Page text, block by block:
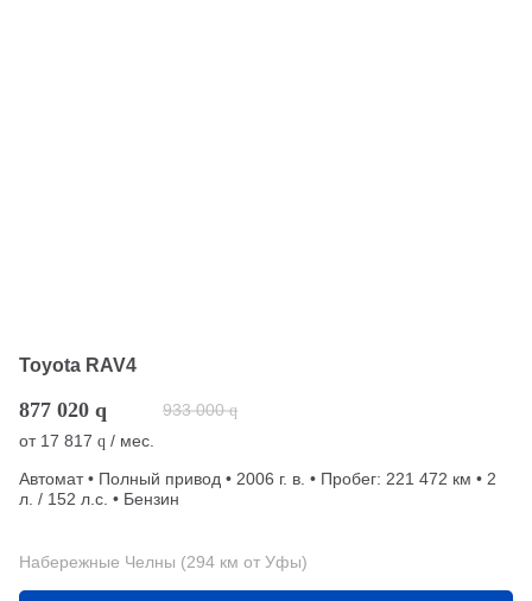
Toyota RAV4
877 020 q 933 000 q
от 17 817 q / мес.
Автомат • Полный привод • 2006 г. в. • Пробег: 221 472 км • 2
л. / 152 л.с. • Бензин
Набережные Челны (294 км от Уфы)